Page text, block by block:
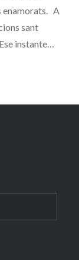
enamorats. A
sant
instante…